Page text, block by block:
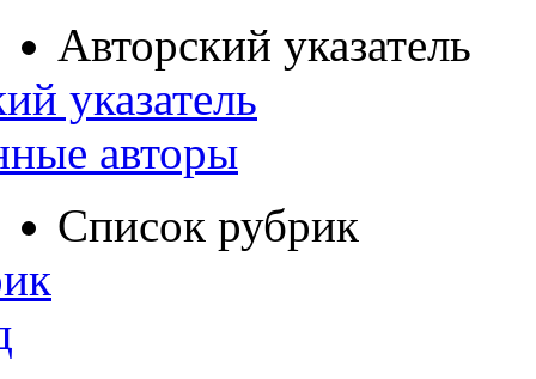
Авторский указатель
указатель
авторы
Список рубрик